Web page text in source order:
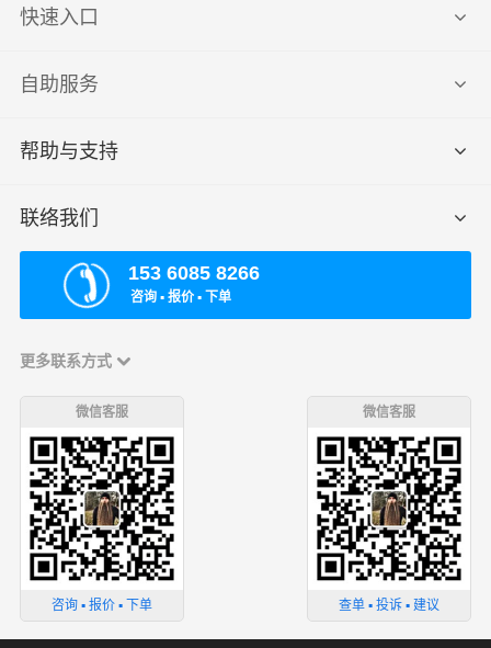
快速入口
自助服务
帮助与支持
联络我们
153 6085 8266
咨询 ▪ 报价 ▪ 下单
更多联系方式
微信客服
咨询 ▪ 报价 ▪ 下单
微信客服
查单 ▪ 投诉 ▪ 建议